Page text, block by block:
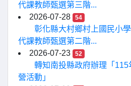
代課教師甄選第三階...
2026-07-28
54
彰化縣大村鄉村上國民小
代課教師甄選第二階...
2026-07-23
52
轉知南投縣政府辦理「
營活動」